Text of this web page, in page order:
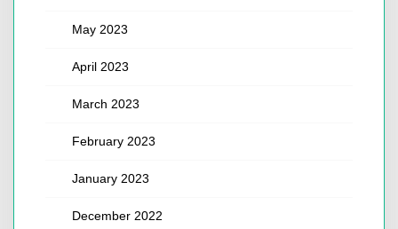
May 2023
April 2023
March 2023
February 2023
January 2023
December 2022